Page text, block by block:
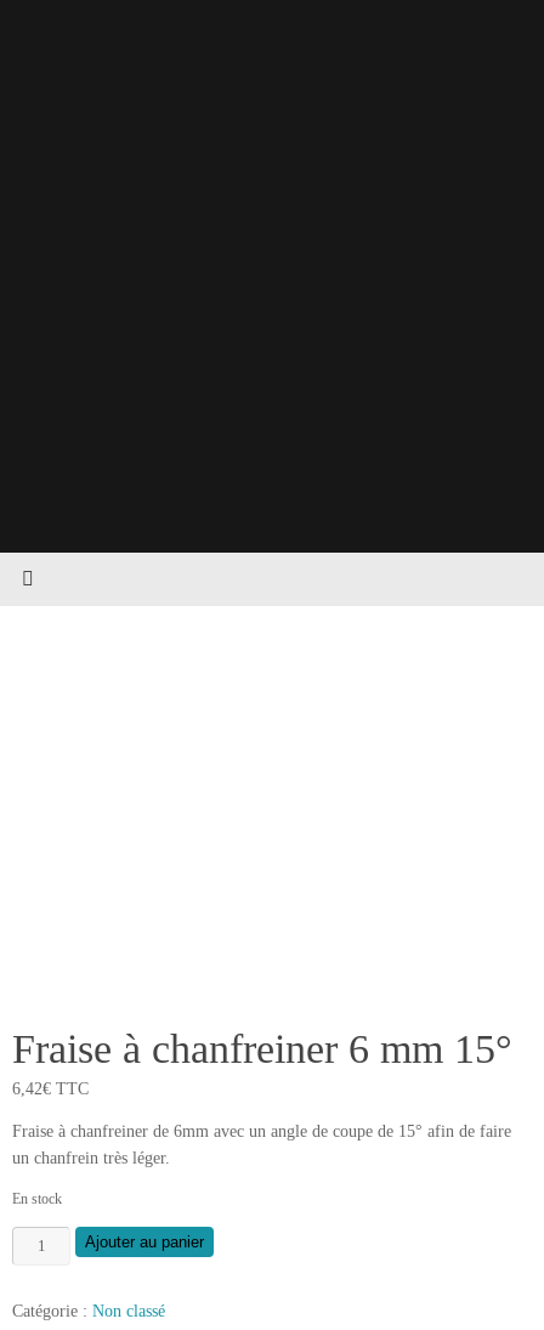
Fraise à chanfreiner 6 mm 15°
6,42€ TTC
Fraise à chanfreiner de 6mm avec un angle de coupe de 15° afin de faire
un chanfrein très léger.
En stock
quantité
de
à
Ajouter au panier
Catégorie : Non classé